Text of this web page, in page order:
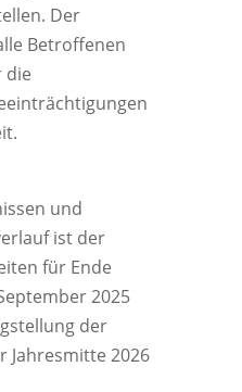
Der
Betroffenen
die
und
ist der
für Ende
2025
der
Jahresmitte 2026